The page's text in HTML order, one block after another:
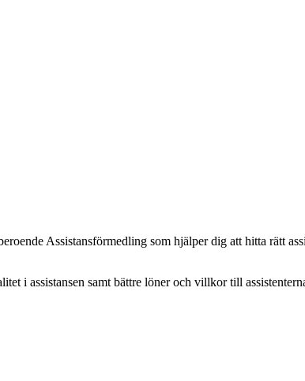
Assistansförmedling som hjälper dig att hitta rätt
i assistansen samt bättre löner och villkor till